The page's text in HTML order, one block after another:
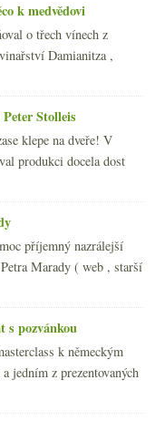
k medvědovi
o třech vínech z
Damianitza ,
Stolleis
klepe na dveře! V
produkci docela dost
příjemný nazrálejší
Marady ( web , starší
s pozvánkou
k německým
jedním z prezentovaných